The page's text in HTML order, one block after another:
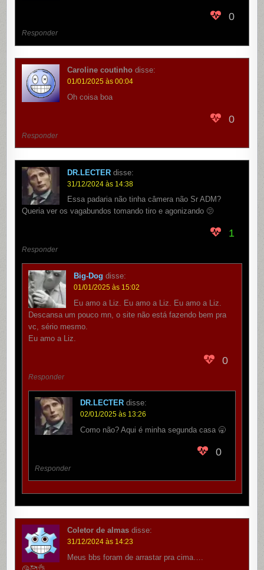
0
Responder
Caroline coutinho disse:
01/01/2025 às 00:04
Oh coisa boa
0
Responder
DR.LECTER disse:
31/12/2024 às 14:38
Essa padaria não tinha câmera não Sr ADM?
Queria ver os vagabundos tomando tiro e agonizando 🫤
1
Responder
Big-Dog disse:
01/01/2025 às 15:02
Eu amo a Liz. Eu amo a Liz. Eu amo a Liz.
Descansa um pouco mn, o site não está fazendo bem pra
vc, sério mesmo.
Eu amo a Liz.
0
Responder
DR.LECTER disse:
02/01/2025 às 13:26
Como não? Aqui é minha segunda casa 🥱
0
Responder
Coletor de almas disse:
31/12/2024 às 14:23
Meus bbs foram de arrastar pra cima….